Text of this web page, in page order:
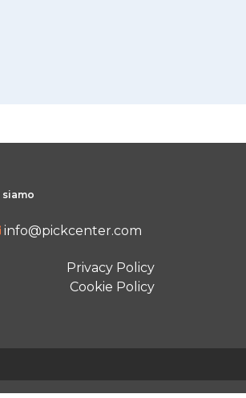
siamo
info@pickcenter.com
Privacy Policy
Cookie Policy